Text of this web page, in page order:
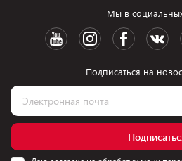
Мы в
Подписаться на